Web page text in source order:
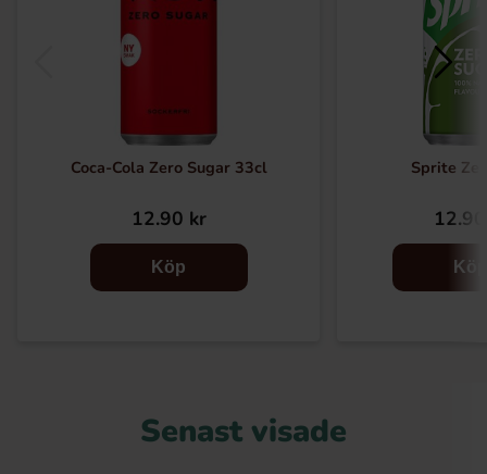
Coca-Cola Zero Sugar 33cl
12.90 kr
Köp
Sprite
Köp
Senast visade